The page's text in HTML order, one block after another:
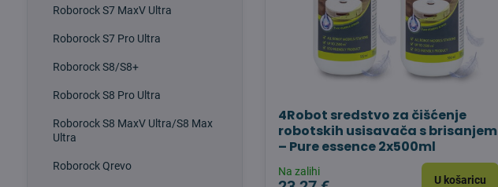
4Robot sredstvo za čišćenje
robotskih usisavača s brisanjem
– Pure essence 2x500ml
Na zalihi
U košaricu
Roborock S7 MaxV Ultra
Roborock S7 Pro Ultra
Roborock S8/S8+
Roborock S8 Pro Ultra
Roborock S8 MaxV Ultra/S8 Max
Ultra
Roborock Qrevo